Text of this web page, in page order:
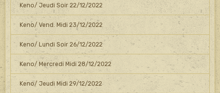
Keno/ Jeudi Soir 22/12/2022
Keno/ Vend. Midi 23/12/2022
Keno/ Lundi Soir 26/12/2022
Keno/ Mercredi Midi 28/12/2022
Keno/ Jeudi Midi 29/12/2022